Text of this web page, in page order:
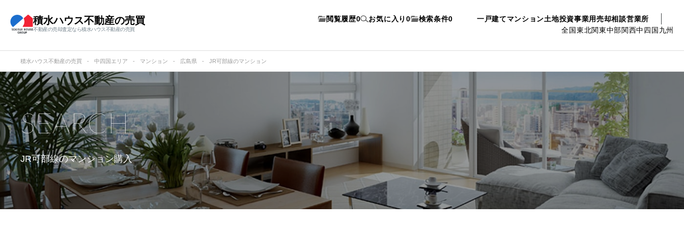
積水ハウス不動産の売買
不動産の売却査定なら積水ハウス不動産の売買
一戸建てマンション土地投資事業用売却相談営業所
全国東北関東中部関西中四国九州
閲覧履歴0 お気に入り 0 検索条件0
積水ハウス不動産の売買 中四国エリア マンション 広島県 JR可部線のマンション
JR可部線のマンション購入
SEARCH